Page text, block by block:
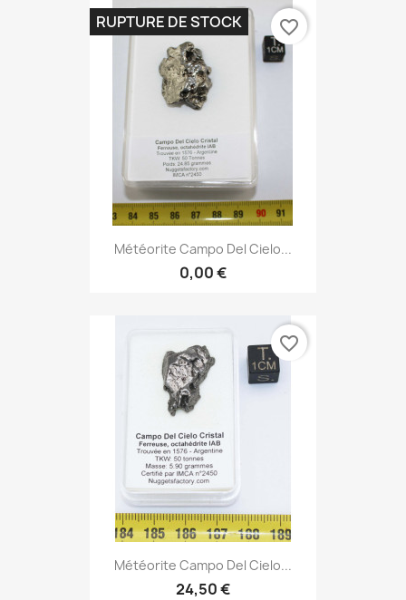
Météorite Campo Del Cielo...
0,00 €
RUPTURE DE STOCK favorite_border
Météorite Campo Del Cielo...
24,50 €
favorite_border